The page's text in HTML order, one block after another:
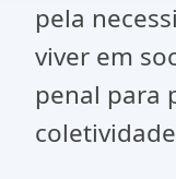
pela
viver em
penal para